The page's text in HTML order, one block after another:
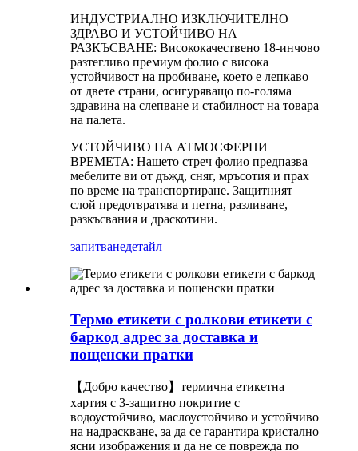
ИНДУСТРИАЛНО ИЗКЛЮЧИТЕЛНО
ЗДРАВО И УСТОЙЧИВО НА
РАЗКЪСВАНЕ: Висококачествено 18-инчово
разтегливо премиум фолио с висока
устойчивост на пробиване, което е лепкаво
от двете страни, осигуряващо по-голяма
здравина на слепване и стабилност на товара
на палета.
УСТОЙЧИВО НА АТМОСФЕРНИ
ВРЕМЕТА: Нашето стреч фолио предпазва
мебелите ви от дъжд, сняг, мръсотия и прах
по време на транспортиране. Защитният
слой предотвратява и петна, разливане,
разкъсвания и драскотини.
запитванедетайл
Термо етикети с ролкови етикети с
баркод адрес за доставка и
пощенски пратки
【Добро качество】термична етикетна
хартия с 3-защитно покритие с
водоустойчиво, маслоустойчиво и устойчиво
на надраскване, за да се гарантира кристално
ясни изображения и да не се поврежда по